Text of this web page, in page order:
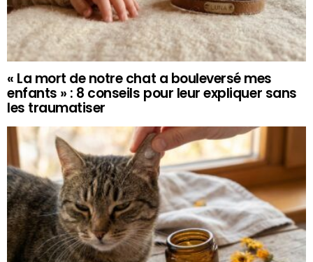
« La mort de notre chat a bouleversé mes
enfants » : 8 conseils pour leur expliquer sans
les traumatiser